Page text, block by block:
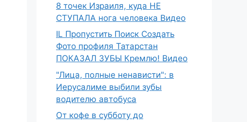
8 точек Израиля, куда НЕ
СТУПАЛА нога человека Видео
IL Пропустить Поиск Создать
Фото профиля Татарстан
ПОКАЗАЛ ЗУБЫ Кремлю! Видео
"Лица, полные ненависти": в
Иерусалиме выбили зубы
водителю автобуса
От кофе в субботу до